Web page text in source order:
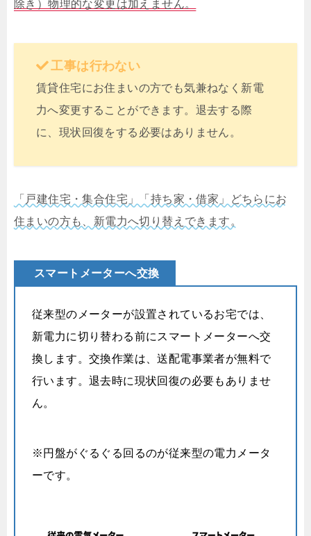
除き）物理的な変更は加えません。
工事は行わない
賃貸住宅にお住まいの方でも気兼ねなく新電
力へ変更することができます。退去する際
に、現状回復をする必要はありません。
「戸建住宅・集合住宅」「持ち家・借家」どちらにお
住まいの方も、新電力へ切り替えできます。
スマートメーターへ交換
従来型のメーターが設置されているお宅では、
新電力に切り替わる前にスマートメーターへ交
換します。交換作業は、送配電事業者が無料で
行います。退去時に現状回復の必要もありませ
ん。
※円盤がぐるぐる回るのが従来型の電力メータ
ーです。